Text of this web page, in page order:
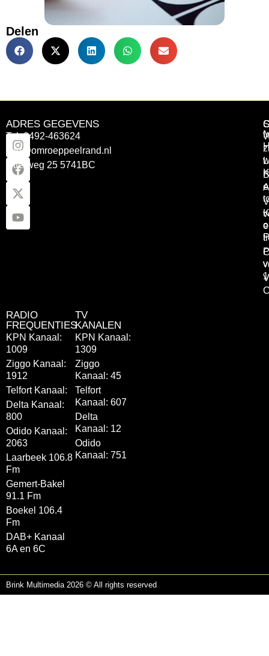
Delen
ADRES GEGEVENS
Tel: 0492-463624
info@omroeppeelrand.nl
Otterweg 25 5741BC
RADIO
FREQUENTIES
KPN Kanaal:
1009
Ziggo Kanaal:
1912
Telfort Kanaal:
Delta Kanaal:
800
Odido Kanaal:
2063
Laarbeek 106.8
Fm
Gemert-Bakel
91.1 Fm
Boekel 106.4
Fm
DAB+ Kanaal
6A en 6C
TV
KANALEN
KPN Kanaal:
1309
Ziggo
Kanaal: 45
Telfort
Kanaal: 607
Delta
Kanaal: 12
Odido
Kanaal: 751
Brink Multimedia 2026 © All rights reserved